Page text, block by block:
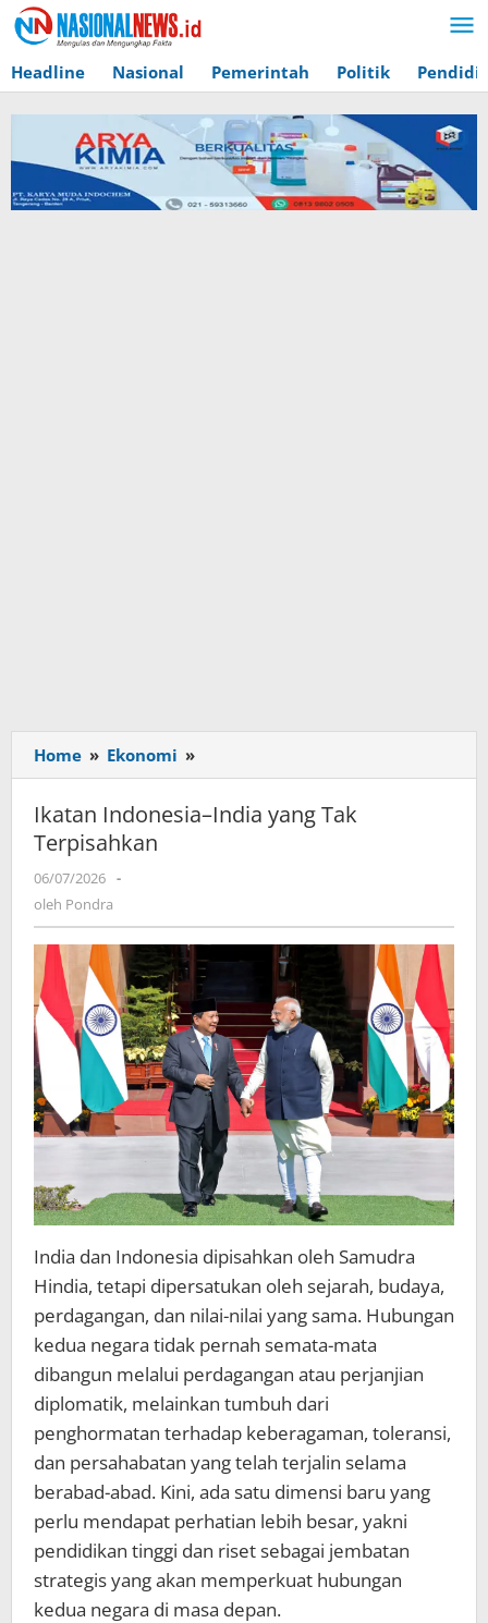
Lewati
ke
konten
Headline Nasional Pemerintah Politik
Home » Ekonomi »
Indonesia–
India
yang
Ikatan Indonesia–India yang Tak
Terpisahkan
06/07/2026 oleh
-
oleh Pondra
India dan Indonesia dipisahkan oleh Samudra
Hindia, tetapi dipersatukan oleh sejarah, budaya,
perdagangan, dan nilai-nilai yang sama. Hubungan
kedua negara tidak pernah semata-mata
dibangun melalui perdagangan atau perjanjian
diplomatik, melainkan tumbuh dari
penghormatan terhadap keberagaman, toleransi,
dan persahabatan yang telah terjalin selama
berabad-abad. Kini, ada satu dimensi baru yang
perlu mendapat perhatian lebih besar, yakni
pendidikan tinggi dan riset sebagai jembatan
strategis yang akan memperkuat hubungan
kedua negara di masa depan.